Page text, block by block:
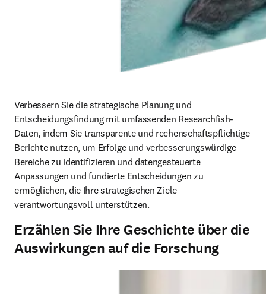
Verbessern Sie die strategische Planung und
Entscheidungsfindung mit umfassenden Researchfish-
Daten, indem Sie transparente und rechenschaftspflichtige
Berichte nutzen, um Erfolge und verbesserungswürdige
Bereiche zu identifizieren und datengesteuerte
Anpassungen und fundierte Entscheidungen zu
ermöglichen, die Ihre strategischen Ziele
verantwortungsvoll unterstützen.
Erzählen Sie Ihre Geschichte über die
Auswirkungen auf die Forschung